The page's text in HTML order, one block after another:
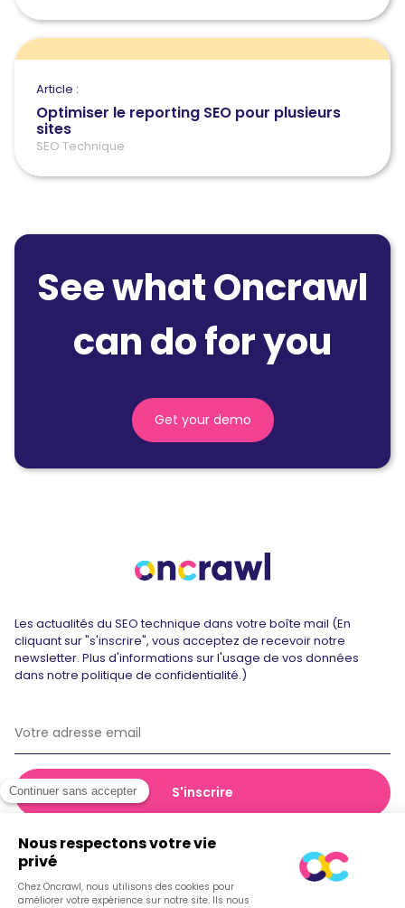
Article :
Optimiser le reporting SEO pour plusieurs
sites
SEO Technique
See what Oncrawl
can do for you
Get your demo
Les actualités du SEO technique dans votre boîte mail (En
cliquant sur "s'inscrire", vous acceptez de recevoir notre
newsletter. Plus d'informations sur l'usage de vos données
dans notre politique de confidentialité.)
Politique de confidentialité